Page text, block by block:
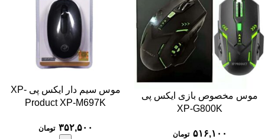
موس مخصوص بازی ایکس پی
XP-G800K
۵۱۶,۱۰۰ تومان
موس سیم دار ایکس پی XP-
Product XP-M697K
۳۵۲,۵۰۰ تومان